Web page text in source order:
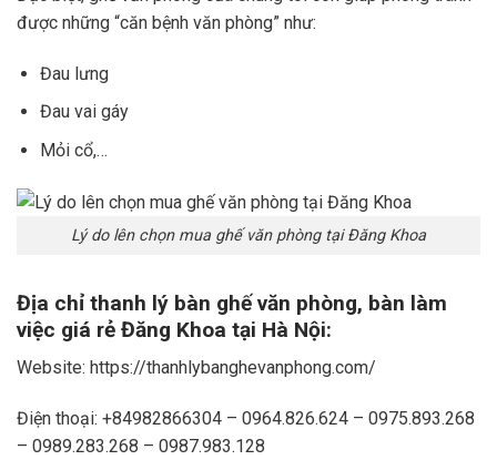
được những “căn bệnh văn phòng” như:
Đau lưng
Đau vai gáy
Mỏi cổ,…
Lý do lên chọn mua ghế văn phòng tại Đăng Khoa
Địa chỉ thanh lý bàn ghế văn phòng, bàn làm
việc giá rẻ Đăng Khoa tại Hà Nội:
Website: https://thanhlybanghevanphong.com/
Điện thoại: +84982866304 – 0964.826.624 – 0975.893.268
– 0989.283.268 – 0987.983.128